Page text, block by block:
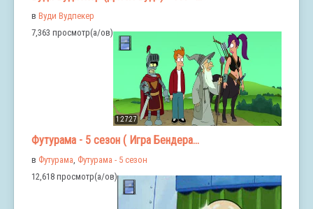
в Вуди Вудпекер
7,363 просмотр(а/ов)
1:27:27
Футурама - 5 сезон ( Игра Бендера...
в Футурама Футурама - 5 сезон
12,618 просмотр(а/ов)